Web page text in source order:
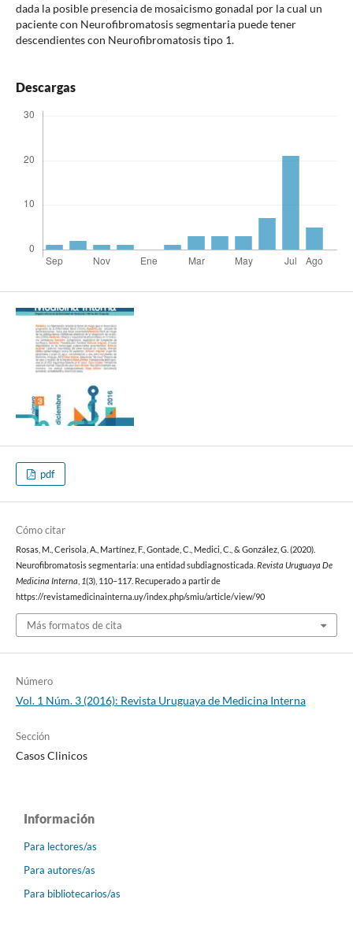
dada la posible presencia de mosaicismo gonadal por la cual un
paciente con Neurofibromatosis segmentaria puede tener
descendientes con Neurofibromatosis tipo 1.
Descargas
pdf
Cómo citar
Rosas, M., Cerisola, A., Martínez, F., Gontade, C., Medici, C., & González, G. (2020).
Neurofibromatosis segmentaria: una entidad subdiagnosticada. Revista Uruguaya De
Medicina Interna 1(3), 110–117. Recuperado a partir de
https://revistamedicinainterna.uy/index.php/smiu/article/view/90
Más formatos de cita
Número
Vol. 1 Núm. 3 (2016): Revista Uruguaya de Medicina Interna
Sección
Casos Clinicos
Información
Para lectores/as
Para autores/as
Para bibliotecarios/as